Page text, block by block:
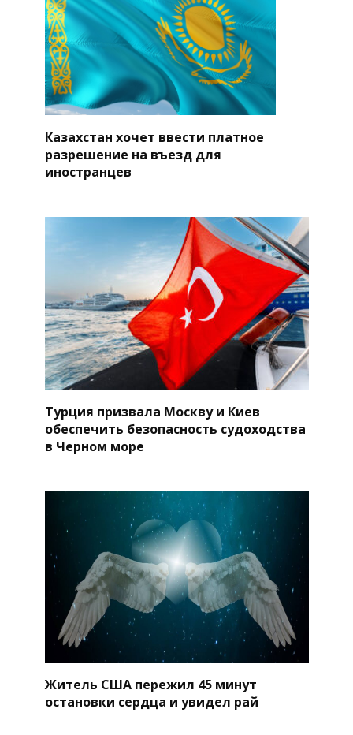
Казахстан хочет ввести платное
разрешение на въезд для
иностранцев
Турция призвала Москву и Киев
обеспечить безопасность судоходства
в Черном море
Житель США пережил 45 минут
остановки сердца и увидел рай